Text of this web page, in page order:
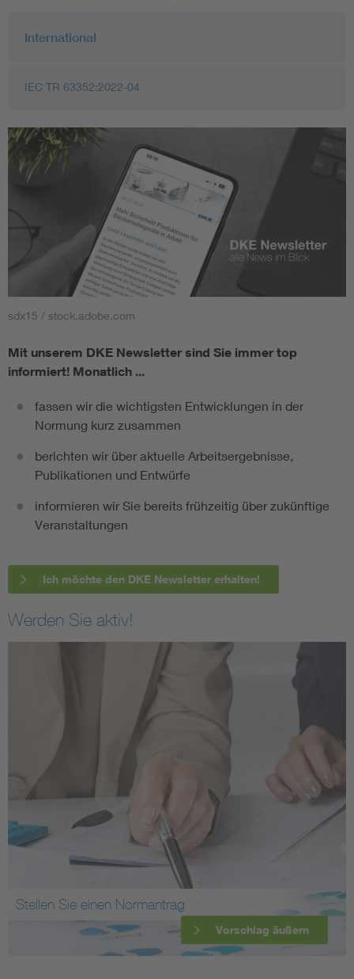
International
IEC TR 63352:2022-04
sdx15 / stock.adobe.com
Mit unserem DKE Newsletter sind Sie immer top
informiert! Monatlich ...
fassen wir die wichtigsten Entwicklungen in der
Normung kurz zusammen
berichten wir über aktuelle Arbeitsergebnisse,
Publikationen und Entwürfe
informieren wir Sie bereits frühzeitig über zukünftige
Veranstaltungen
Ich möchte den DKE Newsletter erhalten!
Werden Sie aktiv!
Stellen Sie einen Normantrag
Vorschlag äußern